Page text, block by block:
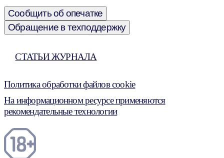
Сообщить об опечатке
Обращение в техподдержку
СТАТЬИ ЖУРНАЛА
Политика обработки файлов cookie
На информационном ресурсе применяются
рекомендательные технологии